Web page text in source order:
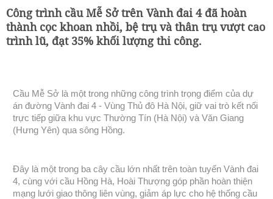
Công trình cầu Mễ Sở trên Vành đai 4 đã hoàn
thành cọc khoan nhồi, bệ trụ và thân trụ vượt cao
trình lũ, đạt 35% khối lượng thi công.
Cầu Mễ Sở là một trong những công trình trọng điểm của dự
án đường Vành đai 4 - Vùng Thủ đô Hà Nội, giữ vai trò kết nối
trực tiếp giữa khu vực Thường Tín (Hà Nội) và Văn Giang
(Hưng Yên) qua sông Hồng.
Đây là một trong ba cây cầu lớn nhất trên toàn tuyến Vành đai
4, cùng với cầu Hồng Hà, Hoài Thượng góp phần hoàn thiện
mạng lưới giao thông liên vùng, giảm áp lực cho hệ thống cầu